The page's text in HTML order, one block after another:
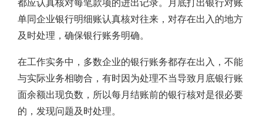
都应认真核对每笔款项的进出记录。月底打出银行对账
单同企业银行明细账认真核对往来，对存在出入的地方
及时处理，确保银行账务明确。
在工作实务中，多数企业的银行账务都存在出入，不能
与实际业务相吻合，有时因为处理不当导致月底银行账
面余额出现负数，所以每月结账前的银行核对是很必要
的，发现问题及时处理。